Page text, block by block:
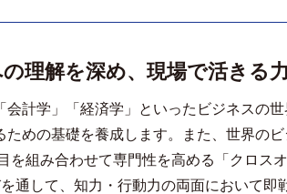
理解を深め、現場で活きる
計学」「経済学」といったビジネスの
めの基礎を養成します。また、世界の
を組み合わせて専門性を高める「クロス
通して、知力・行動力の両面において即